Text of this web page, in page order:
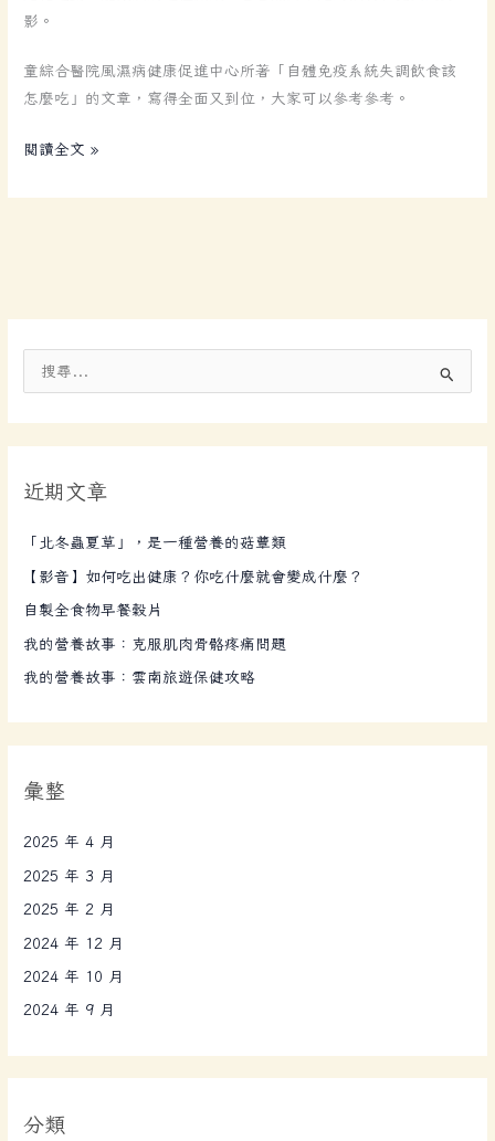
影。
童綜合醫院風濕病健康促進中心所著「自體免疫系統失調飲食該
怎麼吃」的文章，寫得全面又到位，大家可以參考參考。
望！
閱讀全文 »
字
近期文章
「北冬蟲夏草」，是一種營養的菇蕈類
【影音】如何吃出健康？你吃什麼就會變成什麼？
自製全食物早餐穀片
我的營養故事：克服肌肉骨骼疼痛問題
我的營養故事：雲南旅遊保健攻略
彙整
2025 年 4 月
2025 年 3 月
2025 年 2 月
2024 年 12 月
2024 年 10 月
2024 年 9 月
分類